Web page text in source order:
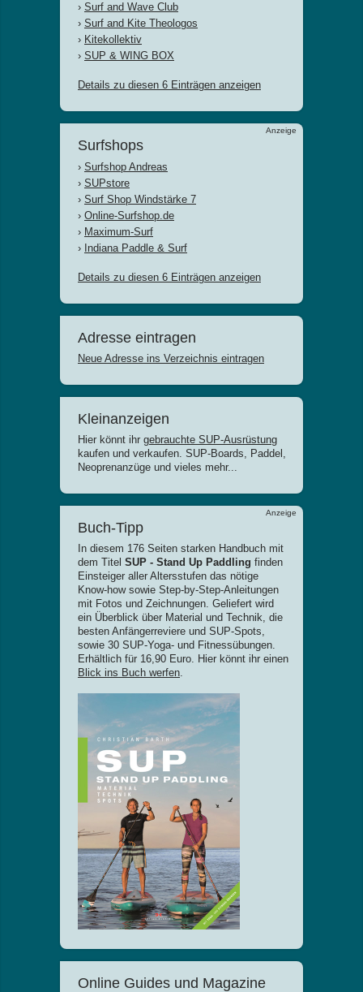
› Surf and Wave Club
› Surf and Kite Theologos
› Kitekollektiv
› SUP & WING BOX
Details zu diesen 6 Einträgen anzeigen
Anzeige
Surfshops
› Surfshop Andreas
› SUPstore
› Surf Shop Windstärke 7
› Online-Surfshop.de
› Maximum-Surf
› Indiana Paddle & Surf
Details zu diesen 6 Einträgen anzeigen
Adresse eintragen
Neue Adresse ins Verzeichnis eintragen
Kleinanzeigen
Hier könnt ihr gebrauchte SUP-Ausrüstung
kaufen und verkaufen. SUP-Boards, Paddel,
Neoprenanzüge und vieles mehr...
Anzeige
Buch-Tipp
In diesem 176 Seiten starken Handbuch mit
dem Titel SUP - Stand Up Paddling finden
Einsteiger aller Altersstufen das nötige
Know-how sowie Step-by-Step-Anleitungen
mit Fotos und Zeichnungen. Geliefert wird
ein Überblick über Material und Technik, die
besten Anfängerreviere und SUP-Spots,
sowie 30 SUP-Yoga- und Fitnessübungen.
Erhältlich für 16,90 Euro. Hier könnt ihr einen
Blick ins Buch werfen.
Online Guides und Magazine